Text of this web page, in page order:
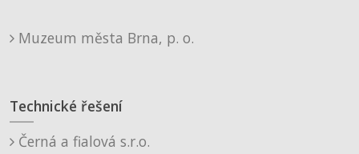
Muzeum města Brna, p. o.
Technické řešení
Černá a fialová s.r.o.